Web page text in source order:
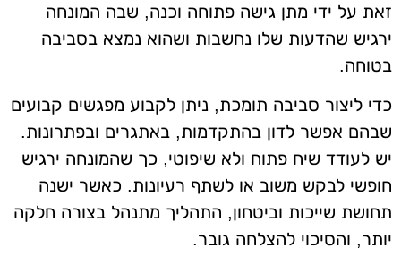
זאת על ידי מתן גישה פתוחה וכנה, שבה המונחה
ירגיש שהדעות שלו נחשבות ושהוא נמצא בסביבה
בטוחה.
כדי ליצור סביבה תומכת, ניתן לקבוע מפגשים קבועים
שבהם אפשר לדון בהתקדמות, באתגרים ובפתרונות.
יש לעודד שיח פתוח ולא שיפוטי, כך שהמונחה ירגיש
חופשי לבקש משוב או לשתף רעיונות. כאשר ישנה
תחושת שייכות וביטחון, התהליך מתנהל בצורה חלקה
יותר, והסיכוי להצלחה גובר.